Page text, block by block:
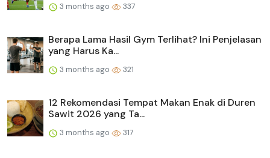
3 months ago 337
Berapa Lama Hasil Gym Terlihat? Ini Penjelasan
yang Harus Ka...
3 months ago 321
12 Rekomendasi Tempat Makan Enak di Duren
Sawit 2026 yang Ta...
3 months ago 317